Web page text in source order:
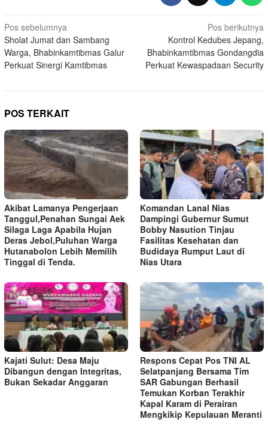
Navigasi
pos
Pos sebelumnya
Sholat Jumat dan Sambang
Warga, Bhabinkamtibmas Galur
Perkuat Sinergi Kamtibmas
Pos berikutnya
Kontrol Kedubes Jepang,
Bhabinkamtibmas Gondangdia
Perkuat Kewaspadaan Security
POS TERKAIT
Akibat Lamanya Pengerjaan
Tanggul,Penahan Sungai Aek
Silaga Laga Apabila Hujan
Deras Jebol,Puluhan Warga
Hutanabolon Lebih Memilih
Tinggal di Tenda.
Komandan Lanal Nias
Dampingi Gubernur Sumut
Bobby Nasution Tinjau
Fasilitas Kesehatan dan
Budidaya Rumput Laut di
Nias Utara
Kajati Sulut: Desa Maju
Dibangun dengan Integritas,
Bukan Sekadar Anggaran
Respons Cepat Pos TNI AL
Selatpanjang Bersama Tim
SAR Gabungan Berhasil
Temukan Korban Terakhir
Kapal Karam di Perairan
Mengkikip Kepulauan Meranti